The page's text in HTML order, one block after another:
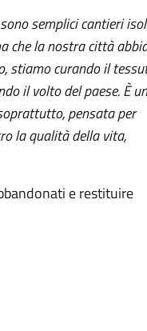
semplici cantieri
che la nostra città
stiamo curando il
il volto del paese. È
pensata per
la qualità della vita,
e restituire